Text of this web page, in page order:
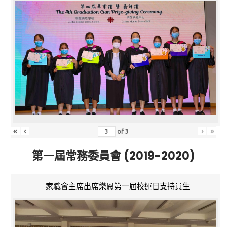
« ‹ of3 › »
第一屆常務委員會 (2019-2020)
家職會主席出席樂恩第一屆校運日支持員生